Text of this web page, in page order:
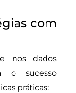
com
nos dados
o sucesso
práticas: